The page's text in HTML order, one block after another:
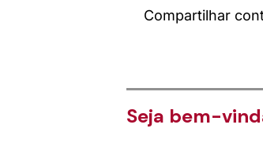
Compartilhar
Seja bem-